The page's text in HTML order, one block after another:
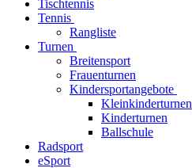
Tischtennis
Tennis
Rangliste
Turnen
Breitensport
Frauenturnen
Kindersportangebote
Kleinkinderturnen
Kinderturnen
Ballschule
Radsport
eSport